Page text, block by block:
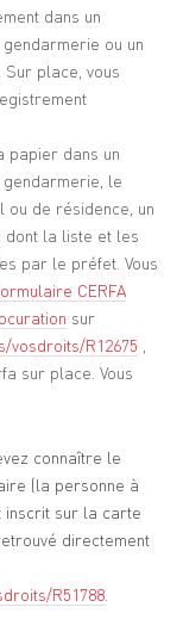
dans un
ou un
Sur place, vous
papier dans un
le
de résidence, un
dont la liste et les
par le préfet. Vous
CERFA
sur
R12675
sur place. Vous
connaître le
(la personne à
inscrit sur la carte
directement
R51788.